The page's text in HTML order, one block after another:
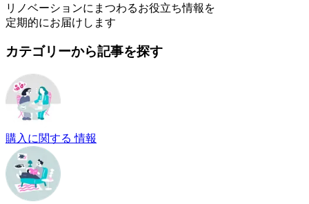
リノベーションにまつわるお役立ち情報を
定期的にお届けします
カテゴリーから記事を探す
購入に関する 情報